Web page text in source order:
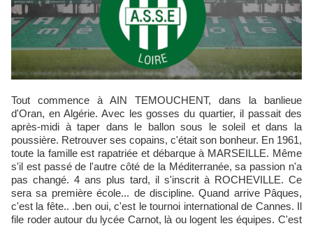
Tout commence à AIN TEMOUCHENT, dans la banlieue
d'Oran, en Algérie. Avec les gosses du quartier, il passait des
après-midi à taper dans le ballon sous le soleil et dans la
poussière. Retrouver ses copains, c'était son bonheur. En 1961,
toute la famille est rapatriée et débarque à MARSEILLE. Même
s'il est passé de l'autre côté de la Méditerranée, sa passion n'a
pas changé. 4 ans plus tard, il s'inscrit à ROCHEVILLE. Ce
sera sa première école... de discipline. Quand arrive Pâques,
c'est la fête.. .ben oui, c'est le tournoi international de Cannes. Il
file roder autour du lycée Carnot, là ou logent les équipes. C'est